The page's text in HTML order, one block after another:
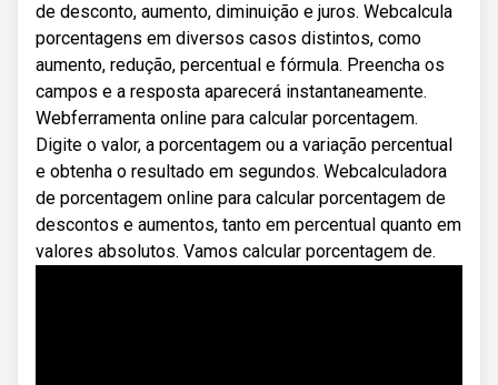
de desconto, aumento, diminuição e juros. Webcalcula
porcentagens em diversos casos distintos, como
aumento, redução, percentual e fórmula. Preencha os
campos e a resposta aparecerá instantaneamente.
Webferramenta online para calcular porcentagem.
Digite o valor, a porcentagem ou a variação percentual
e obtenha o resultado em segundos. Webcalculadora
de porcentagem online para calcular porcentagem de
descontos e aumentos, tanto em percentual quanto em
valores absolutos. Vamos calcular porcentagem de.